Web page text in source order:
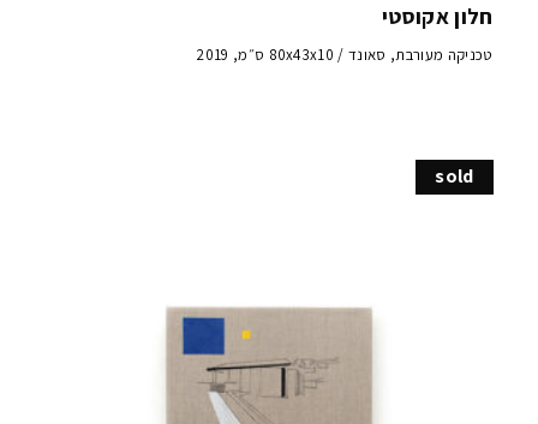
חלון אקוסטי
טכניקה מעורבת, סאונד / 80x43x10 ס״מ, 2019
sold